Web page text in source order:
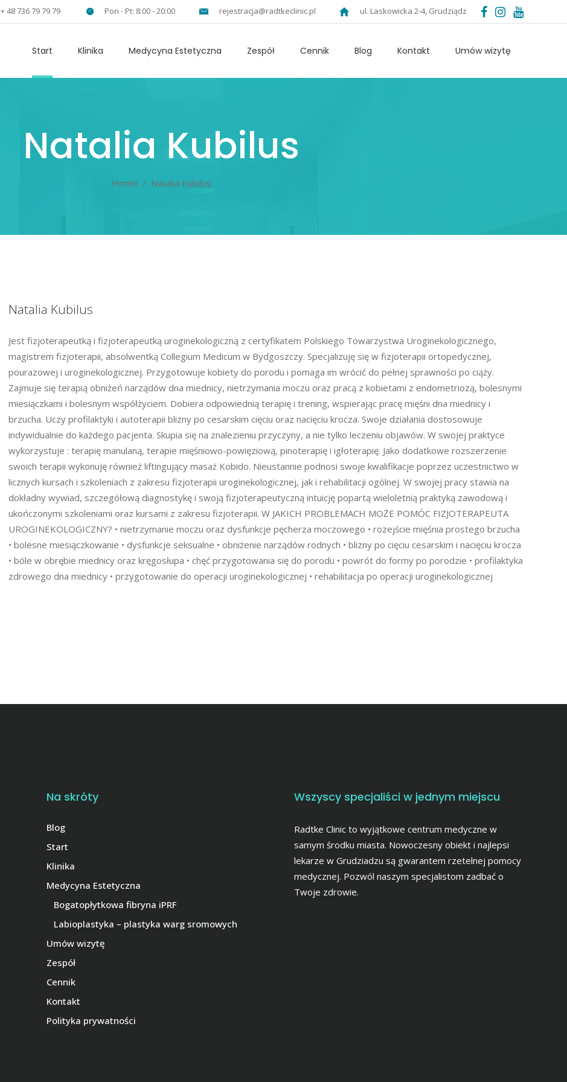
+ 48 736 79 79 79 Pon - Pt: 8:00 - 20:00 rejestracja@radtkeclinic.pl ul. Laskowicka 2-4, Grudziądz
Start Klinika Medycyna Estetyczna Zespół Cennik Blog Kontakt Umów wizytę
Natalia Kubilus
Home / Natalia Kubilus
Natalia Kubilus
Jest fizjoterapeutką i fizjoterapeutką uroginekologiczną z certyfikatem Polskiego Towarzystwa Uroginekologicznego,
magistrem fizjoterapii, absolwentką Collegium Medicum w Bydgoszczy. Specjalizuję się w fizjoterapii ortopedycznej,
pourazowej i uroginekologicznej. Przygotowuje kobiety do porodu i pomaga im wrócić do pełnej sprawności po ciąży.
Zajmuje się terapią obniżeń narządów dna miednicy, nietrzymania moczu oraz pracą z kobietami z endometriozą, bolesnymi
miesiączkami i bolesnym współżyciem. Dobiera odpowiednią terapię i trening, wspierając pracę mięśni dna miednicy i
brzucha. Uczy profilaktyki i autoterapii blizny po cesarskim cięciu oraz nacięciu krocza. Swoje działania dostosowuje
indywidualnie do każdego pacjenta. Skupia się na znalezieniu przyczyny, a nie tylko leczeniu objawów. W swojej praktyce
wykorzystuje : terapię manulaną, terapie mięśniowo-powięziową, pinoterapię i igłoterapię. Jako dodatkowe rozszerzenie
swoich terapii wykonuję również liftingujący masaż Kobido. Nieustannie podnosi swoje kwalifikacje poprzez uczestnictwo w
licznych kursach i szkoleniach z zakresu fizjoterapii uroginekologicznej, jak i rehabilitacji ogólnej. W swojej pracy stawia na
dokładny wywiad, szczegółową diagnostykę i swoją fizjoterapeutyczną intuicję popartą wieloletnią praktyką zawodową i
ukończonymi szkoleniami oraz kursami z zakresu fizjoterapii. W JAKICH PROBLEMACH MOŻE POMÓC FIZJOTERAPEUTA
UROGINEKOLOGICZNY? • nietrzymanie moczu oraz dysfunkcje pęcherza moczowego • rozejście mięśnia prostego brzucha
• bolesne miesiączkowanie • dysfunkcje seksualne • obniżenie narządów rodnych • blizny po cięciu cesarskim i nacięciu krocza
• bóle w obrębie miednicy oraz kręgosłupa • chęć przygotowania się do porodu • powrót do formy po porodzie • profilaktyka
zdrowego dna miednicy • przygotowanie do operacji uroginekologicznej • rehabilitacja po operacji uroginekologicznej
Na skróty
Blog
Start
Klinika
Medycyna Estetyczna
Bogatopłytkowa fibryna iPRF
Labioplastyka – plastyka warg sromowych
Umów wizytę
Zespół
Cennik
Kontakt
Polityka prywatności
Wszyscy specjaliści w jednym miejscu
Radtke Clinic to wyjątkowe centrum medyczne w
samym środku miasta. Nowoczesny obiekt i najlepsi
lekarze w Grudziadzu są gwarantem rzetelnej pomocy
medycznej. Pozwól naszym specjalistom zadbać o
Twoje zdrowie.